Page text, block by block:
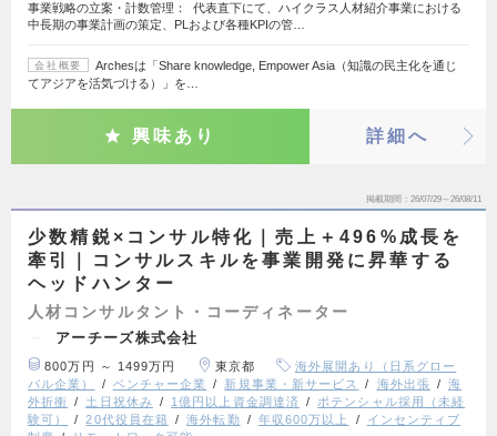
事業戦略の立案・計数管理： 代表直下にて、ハイクラス人材紹介事業における
中長期の事業計画の策定、PLおよび各種KPIの管…
会社概要
Archesは「Share knowledge, Empower Asia（知識の民主化を通じ
てアジアを活気づける）」を…
興味あり 詳細へ
掲載期間 26/07/29～26/08/11
少数精鋭×コンサル特化｜売上＋496%成長を
牽引｜コンサルスキルを事業開発に昇華する
ヘッドハンター
人材コンサルタント・コーディネーター
アーチーズ株式会社
800万円 ～ 1499万円 東京都
海外展開あり（日系グロー
バル企業）
ベンチャー企業 新規事業・新サービス 海外出張
海
外折衝
土日祝休み 1億円以上資金調達済
ポテンシャル採用（未経
験可）
20代役員在籍 海外転勤 年収600万以上
インセンティブ